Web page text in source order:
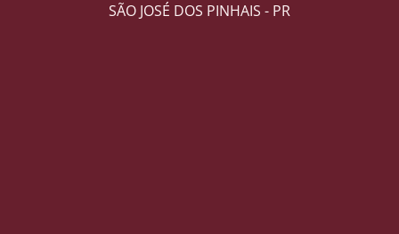
SÃO JOSÉ DOS PINHAIS - PR